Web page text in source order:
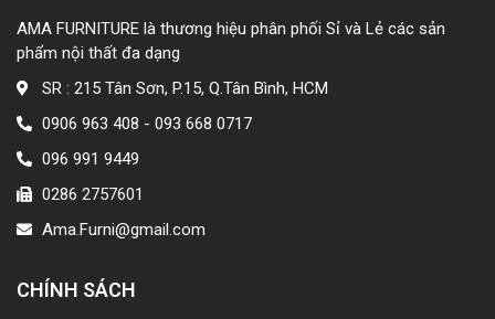
AMA FURNITURE là thương hiệu phân phối Sỉ và Lẻ các sản
phẩm nội thất đa dạng
SR : 215 Tân Sơn, P.15, Q.Tân Bình, HCM
0906 963 408 - 093 668 0717
096 991 9449
0286 2757601
Ama.Furni@gmail.com
CHÍNH SÁCH